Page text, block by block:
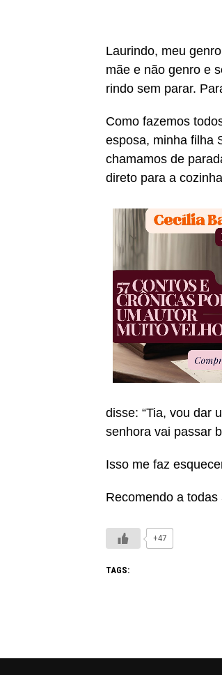
Laurindo, meu
mãe e não genro e
rindo sem parar.
Como fazemos
esposa, minha filha
chamamos de
direto para a
disse: “Tia, vou dar
senhora vai passar
Isso me faz
Recomendo a
+47
TAGS: